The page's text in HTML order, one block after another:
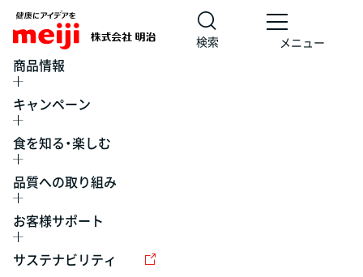
検索 メニュー
商品情報
キャンペーン
食を知る・楽しむ
品質への取り組み
お客様サポート
サステナビリティ